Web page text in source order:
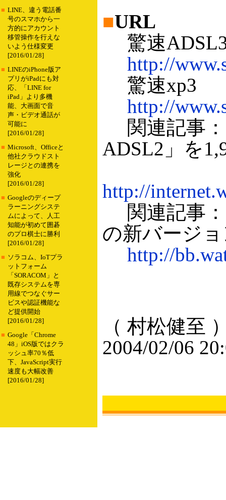
■ LINE、違う電話番
号のスマホから一
方的にアカウント
移管操作を行えな
いよう仕様変更
[2016/01/28]
■ LINEのiPhone版ア
プリがiPadにも対
応、「LINE for
iPad」より多機
能、大画面で音
声・ビデオ通話が
可能に
[2016/01/28]
■ Microsoft、Officeと
他社クラウドスト
レージとの連携を
強化
[2016/01/28]
■ Googleのディープ
ラーニングシステ
ムによって、人工
知能が初めて囲碁
のプロ棋士に勝利
[2016/01/28]
■ ソラコム、IoTプラ
ットフォーム
「SORACOM」と
既存システムを専
用線でつなぐサー
ビスや認証機能な
ど提供開始
[2016/01/28]
■ Google「Chrome
48」iOS版ではクラ
ッシュ率70％低
下、JavaScript実行
速度も大幅改善
[2016/01/28]
■URL
驚速
http://
驚速xp3
http://
関連記事：
ADSL2」を
http://
関連記事：
の新バージョ
http://
（ 村松健至
2004/02/06